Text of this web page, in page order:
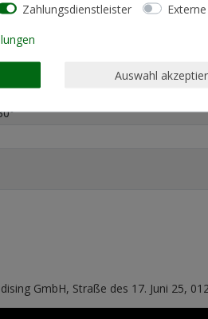
ringgesponnen, gekämmt
GmbH, Straße des 17. Juni 25,
Zahlungsdienstleister
Auswahl